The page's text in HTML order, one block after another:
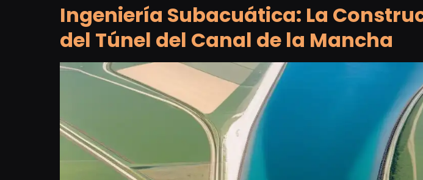
Ingeniería Subacuática: La
del Túnel del Canal de la Mancha